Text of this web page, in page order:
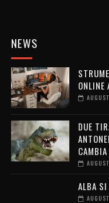
NEWS
ONLINE
DUE
ALBA